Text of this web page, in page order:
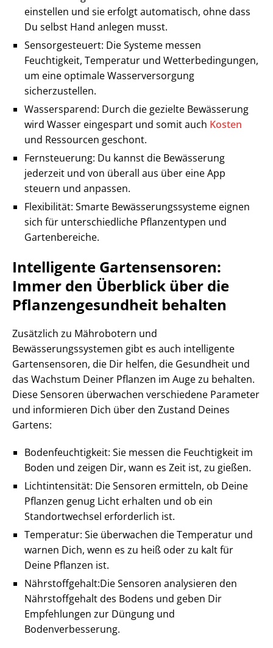
einstellen und sie erfolgt automatisch, ohne dass
Du selbst Hand anlegen musst.
Sensorgesteuert: Die Systeme messen
Feuchtigkeit, Temperatur und Wetterbedingungen,
um eine optimale Wasserversorgung
sicherzustellen.
Wassersparend: Durch die gezielte Bewässerung
wird Wasser eingespart und somit auch Kosten
und Ressourcen geschont.
Fernsteuerung: Du kannst die Bewässerung
jederzeit und von überall aus über eine App
steuern und anpassen.
Flexibilität: Smarte Bewässerungssysteme eignen
sich für unterschiedliche Pflanzentypen und
Gartenbereiche.
Intelligente Gartensensoren:
Immer den Überblick über die
Pflanzengesundheit behalten
Zusätzlich zu Mährobotern und
Bewässerungssystemen gibt es auch intelligente
Gartensensoren, die Dir helfen, die Gesundheit und
das Wachstum Deiner Pflanzen im Auge zu behalten.
Diese Sensoren überwachen verschiedene Parameter
und informieren Dich über den Zustand Deines
Gartens:
Bodenfeuchtigkeit: Sie messen die Feuchtigkeit im
Boden und zeigen Dir, wann es Zeit ist, zu gießen.
Lichtintensität: Die Sensoren ermitteln, ob Deine
Pflanzen genug Licht erhalten und ob ein
Standortwechsel erforderlich ist.
Temperatur: Sie überwachen die Temperatur und
warnen Dich, wenn es zu heiß oder zu kalt für
Deine Pflanzen ist.
Nährstoffgehalt:Die Sensoren analysieren den
Nährstoffgehalt des Bodens und geben Dir
Empfehlungen zur Düngung und
Bodenverbesserung.